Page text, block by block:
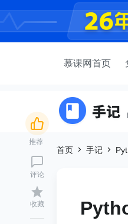
慕课网首页
首页 手记
推荐
评论
收藏